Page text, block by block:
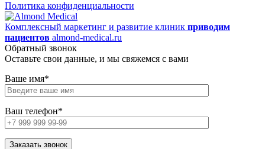
Политика конфиденциальности
Комплексный маркетинг и развитие клиник приводим
пациентов almond-medical.ru
Обратный звонок
Оставьте свои данные, и мы свяжемся с вами
Ваше имя*
Ваш телефон*